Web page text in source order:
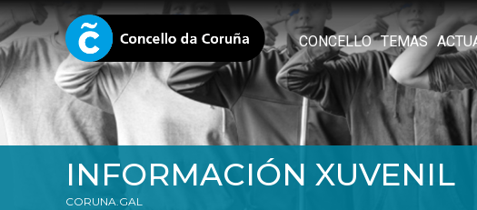
CONCELLO TEMAS
INFORMACIÓN XUVENIL
CORUNA.GAL